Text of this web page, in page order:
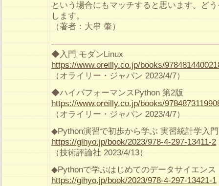
という場合にもマッチすると思います。ど
します。
（著者：大串 肇）
◆入門 モダンLinux
https://www.oreilly.co.jp/books/
（オライリー・ジャパン 2023/4/7）
◆ハイパフォーマンスPython 第2版
https://www.oreilly.co.jp/books/
（オライリー・ジャパン 2023/4/7）
◆Python演習で初歩から学ぶ 実習統計学入門
https://gihyo.jp/book/2023/978-4-297-13411-2
（技術評論社 2023/4/13）
◆Pythonで学ぶはじめてのデータサイエンス
https://gihyo.jp/book/2023/978-4-297-13421-1